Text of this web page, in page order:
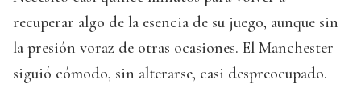
recuperar algo de la esencia de su juego, aunque sin
la presión voraz de otras ocasiones. El Manchester
siguió cómodo, sin alterarse, casi despreocupado.